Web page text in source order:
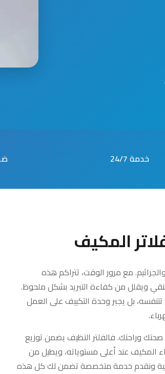
خدمة 24/7
المكيف
مع مرور الوقت، تتراكم هذه
ويقلل من كفاءة التبريد بشكل ملحوظ.
بل يجبر وحدة التكييف على العمل
وراحتك. فالفلتر النظيف يضمن توزيع
عند أعلى مستوياته، ويطيل من
ونقدم خدمة متخصصة تضمن لك كل هذه